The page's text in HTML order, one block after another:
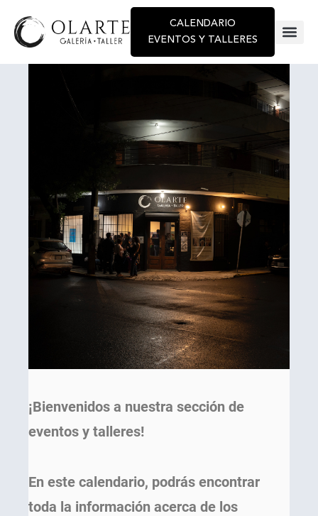
CALENDARIO
EVENTOS Y TALLERES
¡Bienvenidos a nuestra sección de
eventos y talleres!
En este calendario, podrás encontrar
toda la información acerca de los